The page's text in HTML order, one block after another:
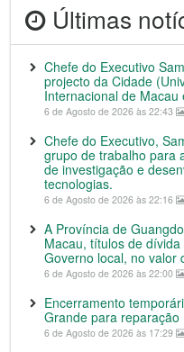
Últimas
Chefe do Executivo
projecto da Cidade
Internacional de Macau
6 de Agosto de 2026 às 22:43
Chefe do Executivo,
grupo de trabalho para
de investigação e
tecnologias.
6 de Agosto de 2026 às 22:16
A Província de
Macau, títulos de dívida
Governo local, no valor
6 de Agosto de 2026 às 22:00
Encerramento
Grande para reparação
6 de Agosto de 2026 às 17:29